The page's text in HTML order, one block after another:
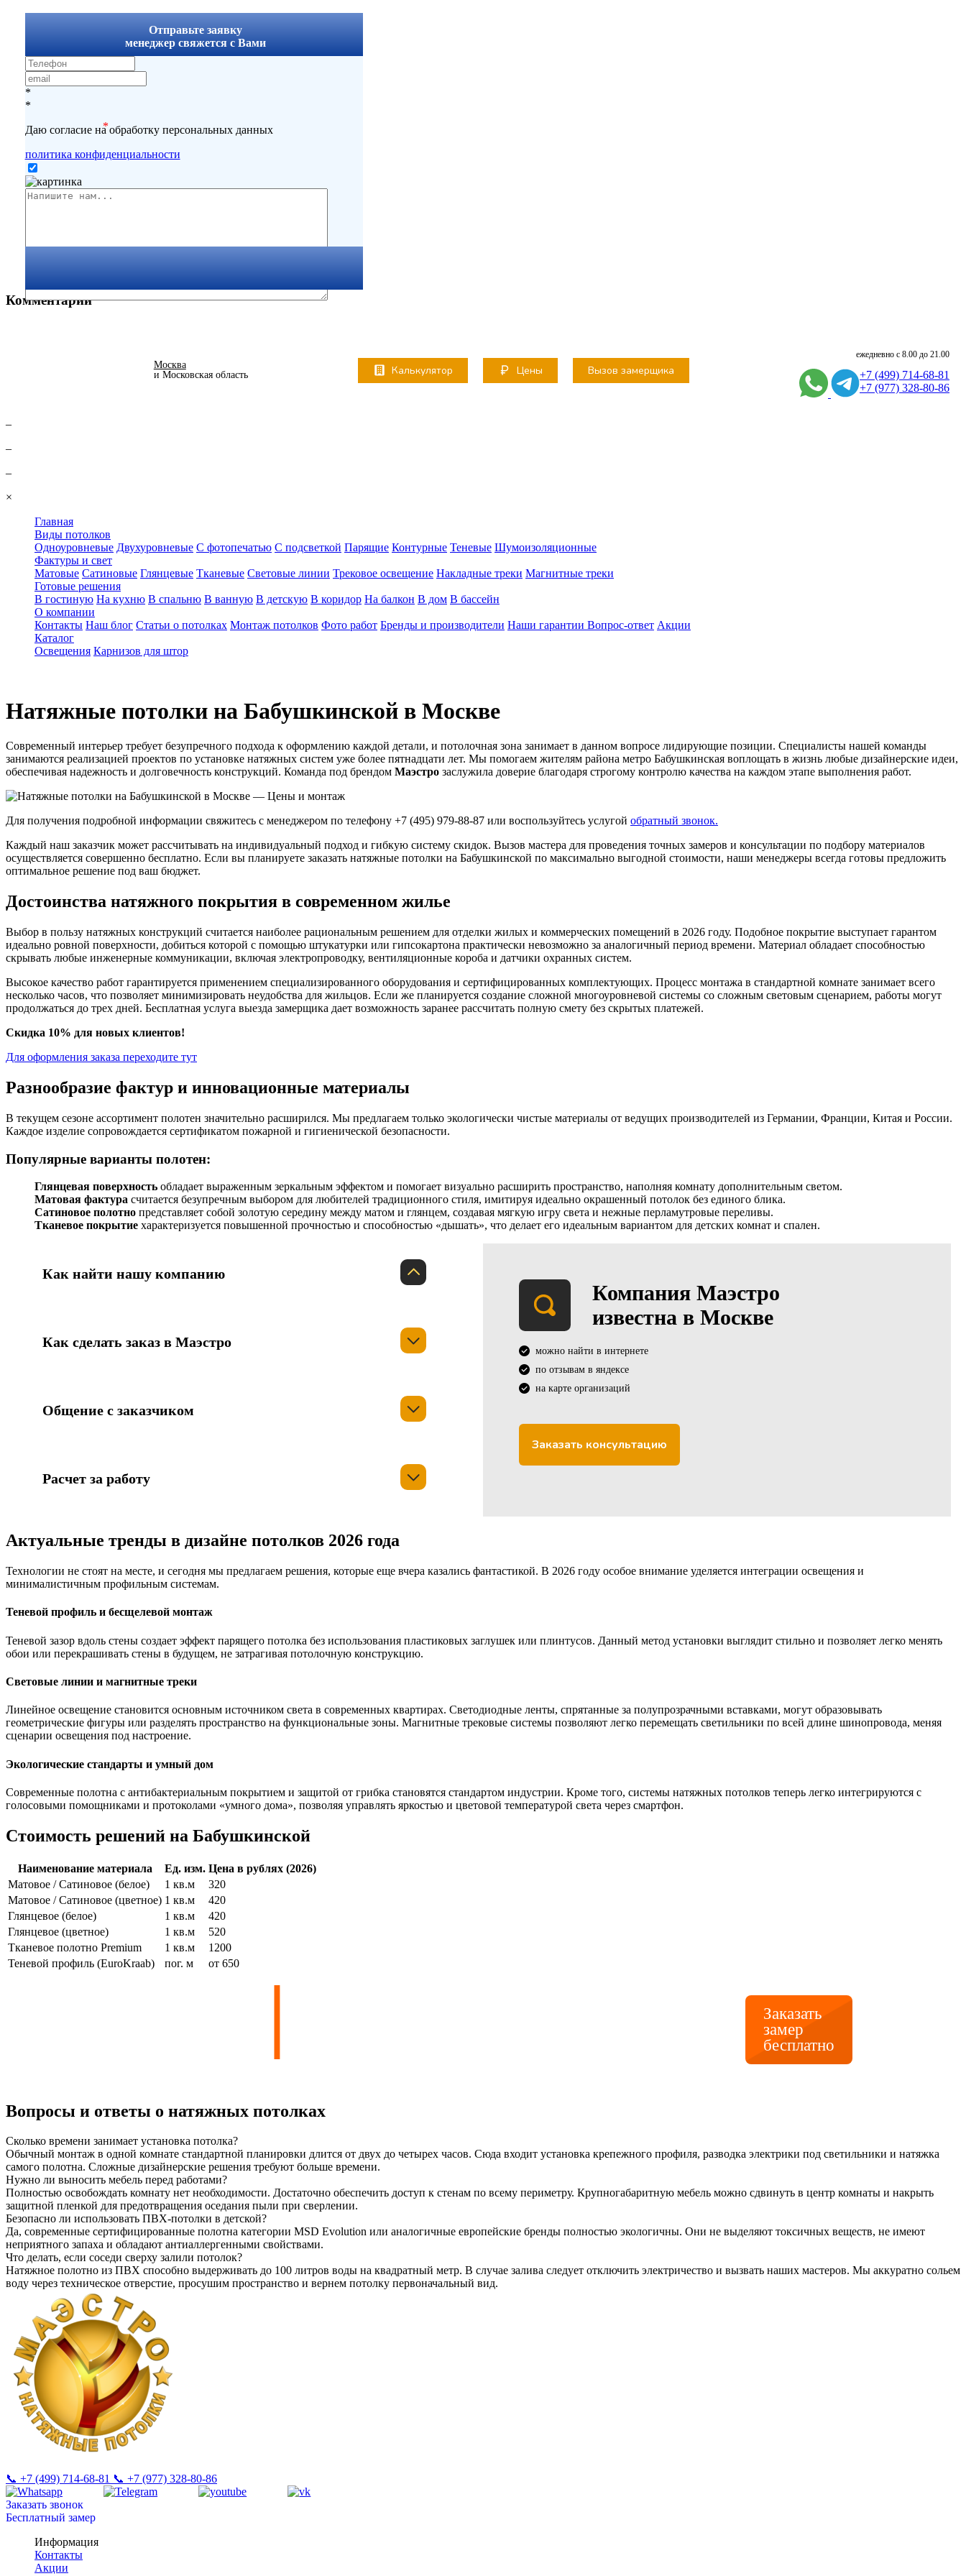
Отправьте заявку
менеджер свяжется с Вами
*
*
*
Даю согласие на обработку персональных данных
политика конфиденциальности
Комментарии
Москва
и Московская область
Калькулятор Цены Вызов замерщика
ежедневно с 8.00 до 21.00
+7 (499) 714-68-81
+7 (977) 328-80-86
–
–
–
×
Главная
Виды потолков
Одноуровневые Двухуровневые С фотопечатью С подсветкой Парящие Контурные Теневые Шумоизоляционные
Фактуры и свет
Матовые Сатиновые Глянцевые Тканевые Световые линии Трековое освещение Накладные треки Магнитные треки
Готовые решения
В гостиную На кухню В спальню В ванную В детскую В коридор На балкон В дом В бассейн
О компании
Контакты Наш блог Статьи о потолках Монтаж потолков Фото работ Бренды и производители Наши гарантии Вопрос-ответ Акции
Каталог
Освещения Карнизов для штор
Натяжные потолки на Бабушкинской в Москве
Современный интерьер требует безупречного подхода к оформлению каждой детали, и потолочная зона занимает в данном вопросе лидирующие позиции. Специалисты нашей команды
занимаются реализацией проектов по установке натяжных систем уже более пятнадцати лет. Мы помогаем жителям района метро Бабушкинская воплощать в жизнь любые дизайнерские идеи,
обеспечивая надежность и долговечность конструкций. Команда под брендом Маэстро заслужила доверие благодаря строгому контролю качества на каждом этапе выполнения работ.
Для получения подробной информации свяжитесь с менеджером по телефону +7 (495) 979-88-87 или воспользуйтесь услугой обратный звонок.
Каждый наш заказчик может рассчитывать на индивидуальный подход и гибкую систему скидок. Вызов мастера для проведения точных замеров и консультации по подбору материалов
осуществляется совершенно бесплатно. Если вы планируете заказать натяжные потолки на Бабушкинской по максимально выгодной стоимости, наши менеджеры всегда готовы предложить
оптимальное решение под ваш бюджет.
Достоинства натяжного покрытия в современном жилье
Выбор в пользу натяжных конструкций считается наиболее рациональным решением для отделки жилых и коммерческих помещений в 2026 году. Подобное покрытие выступает гарантом
идеально ровной поверхности, добиться которой с помощью штукатурки или гипсокартона практически невозможно за аналогичный период времени. Материал обладает способностью
скрывать любые инженерные коммуникации, включая электропроводку, вентиляционные короба и датчики охранных систем.
Высокое качество работ гарантируется применением специализированного оборудования и сертифицированных комплектующих. Процесс монтажа в стандартной комнате занимает всего
несколько часов, что позволяет минимизировать неудобства для жильцов. Если же планируется создание сложной многоуровневой системы со сложным световым сценарием, работы могут
продолжаться до трех дней. Бесплатная услуга выезда замерщика дает возможность заранее рассчитать полную смету без скрытых платежей.
Скидка 10% для новых клиентов!
Для оформления заказа переходите тут
Разнообразие фактур и инновационные материалы
В текущем сезоне ассортимент полотен значительно расширился. Мы предлагаем только экологически чистые материалы от ведущих производителей из Германии, Франции, Китая и России.
Каждое изделие сопровождается сертификатом пожарной и гигиенической безопасности.
Популярные варианты полотен:
Глянцевая поверхность обладает выраженным зеркальным эффектом и помогает визуально расширить пространство, наполняя комнату дополнительным светом.
Матовая фактура считается безупречным выбором для любителей традиционного стиля, имитируя идеально окрашенный потолок без единого блика.
Сатиновое полотно представляет собой золотую середину между матом и глянцем, создавая мягкую игру света и нежные перламутровые переливы.
Тканевое покрытие характеризуется повышенной прочностью и способностью «дышать», что делает его идеальным вариантом для детских комнат и спален.
Как найти нашу компанию
Как сделать заказ в Маэстро
Общение с заказчиком
Расчет за работу
Компания Маэстро
известна в Москве
можно найти в интернете
по отзывам в яндексе
на карте организаций
Заказать консультацию
Актуальные тренды в дизайне потолков 2026 года
Технологии не стоят на месте, и сегодня мы предлагаем решения, которые еще вчера казались фантастикой. В 2026 году особое внимание уделяется интеграции освещения и
минималистичным профильным системам.
Теневой профиль и бесщелевой монтаж
Теневой зазор вдоль стены создает эффект парящего потолка без использования пластиковых заглушек или плинтусов. Данный метод установки выглядит стильно и позволяет легко менять
обои или перекрашивать стены в будущем, не затрагивая потолочную конструкцию.
Световые линии и магнитные треки
Линейное освещение становится основным источником света в современных квартирах. Светодиодные ленты, спрятанные за полупрозрачными вставками, могут образовывать
геометрические фигуры или разделять пространство на функциональные зоны. Магнитные трековые системы позволяют легко перемещать светильники по всей длине шинопровода, меняя
сценарии освещения под настроение.
Экологические стандарты и умный дом
Современные полотна с антибактериальным покрытием и защитой от грибка становятся стандартом индустрии. Кроме того, системы натяжных потолков теперь легко интегрируются с
голосовыми помощниками и протоколами «умного дома», позволяя управлять яркостью и цветовой температурой света через смартфон.
Стоимость решений на Бабушкинской
Наименование материала Ед. изм. Цена в рублях (2026)
Матовое / Сатиновое (белое)
1 кв.м
320
Матовое / Сатиновое (цветное) 1 кв.м
420
Глянцевое (белое)
1 кв.м
420
Глянцевое (цветное)
1 кв.м
520
Тканевое полотно Premium
1 кв.м
1200
Теневой профиль (EuroKraab)
пог. м от 650
|
Заказать
замер
бесплатно
Вопросы и ответы о натяжных потолках
Сколько времени занимает установка потолка?
Обычный монтаж в одной комнате стандартной планировки длится от двух до четырех часов. Сюда входит установка крепежного профиля, разводка электрики под светильники и натяжка
самого полотна. Сложные дизайнерские решения требуют больше времени.
Нужно ли выносить мебель перед работами?
Полностью освобождать комнату нет необходимости. Достаточно обеспечить доступ к стенам по всему периметру. Крупногабаритную мебель можно сдвинуть в центр комнаты и накрыть
защитной пленкой для предотвращения оседания пыли при сверлении.
Безопасно ли использовать ПВХ-потолки в детской?
Да, современные сертифицированные полотна категории MSD Evolution или аналогичные европейские бренды полностью экологичны. Они не выделяют токсичных веществ, не имеют
неприятного запаха и обладают антиаллергенными свойствами.
Что делать, если соседи сверху залили потолок?
Натяжное полотно из ПВХ способно выдерживать до 100 литров воды на квадратный метр. В случае залива следует отключить электричество и вызвать наших мастеров. Мы аккуратно сольем
воду через техническое отверстие, просушим пространство и вернем потолку первоначальный вид.
📞 +7 (499) 714-68-81 📞 +7 (977) 328-80-86
Заказать звонок
Бесплатный замер
Информация
Контакты
Акции